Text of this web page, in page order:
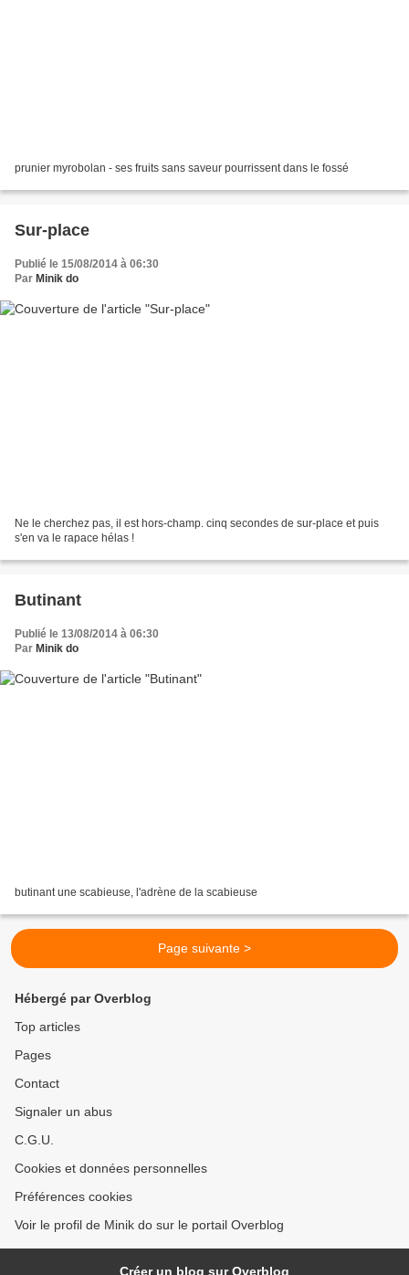
prunier myrobolan - ses fruits sans saveur pourrissent dans le fossé
Sur-place
Publié le 15/08/2014 à 06:30
Par Minik do
Ne le cherchez pas, il est hors-champ. cinq secondes de sur-place et puis
s'en va le rapace hélas !
Butinant
Publié le 13/08/2014 à 06:30
Par Minik do
butinant une scabieuse, l'adrène de la scabieuse
Page suivante >
Hébergé par Overblog
Top articles
Pages
Contact
Signaler un abus
C.G.U.
Cookies et données personnelles
Préférences cookies
Voir le profil de Minik do sur le portail Overblog
Créer un blog sur Overblog